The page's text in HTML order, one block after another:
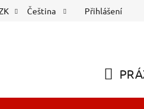
Čeština Přihlášení